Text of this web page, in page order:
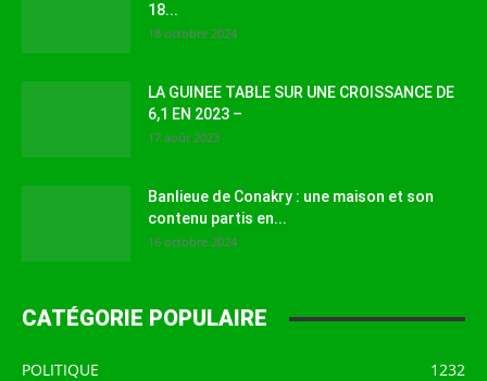
18...
18 octobre 2024
LA GUINEE TABLE SUR UNE CROISSANCE DE
6,1 EN 2023 –
17 août 2023
Banlieue de Conakry : une maison et son
contenu partis en...
16 octobre 2024
CATÉGORIE POPULAIRE
POLITIQUE
1232